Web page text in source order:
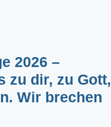
2026 –
zu dir, zu Gott,
Wir brechen